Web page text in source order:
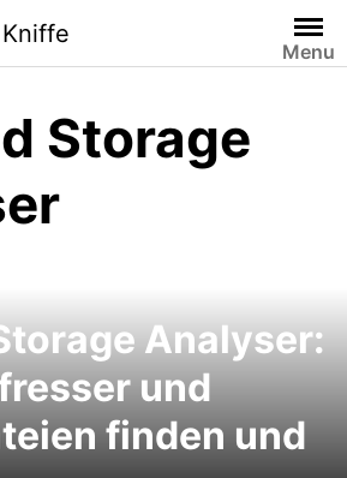
Menu
Storage
Analyser:
und
finden und